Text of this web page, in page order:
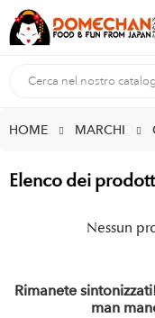
HOME MARCHI
Elenco dei
Nessun
Rimanete
man